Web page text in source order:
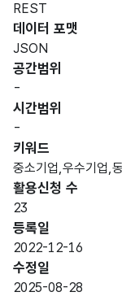
REST
데이터 포맷
JSON
공간범위
-
시간범위
-
키워드
중소기업,우수기업,
활용신청 수
23
등록일
2022-12-16
수정일
2025-08-28